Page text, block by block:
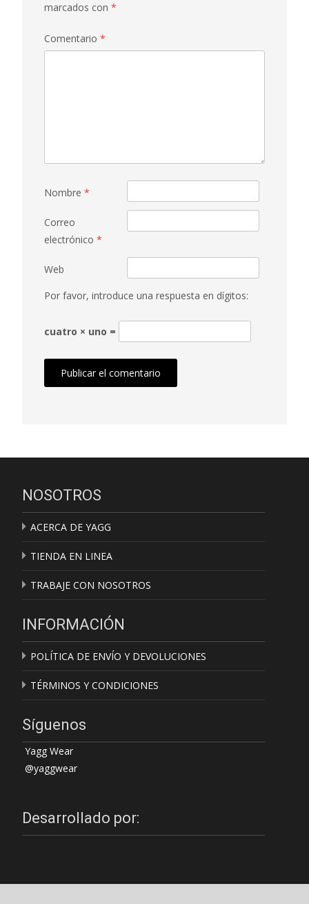
marcados con *
Comentario *
Nombre *
Correo
electrónico *
Web
Por favor, introduce una respuesta en dígitos:
cuatro × uno =
NOSOTROS
ACERCA DE YAGG
TIENDA EN LINEA
TRABAJE CON NOSOTROS
INFORMACIÓN
POLÍTICA DE ENVÍO Y DEVOLUCIONES
TÉRMINOS Y CONDICIONES
Síguenos
Yagg Wear
@yaggwear
Desarrollado por: